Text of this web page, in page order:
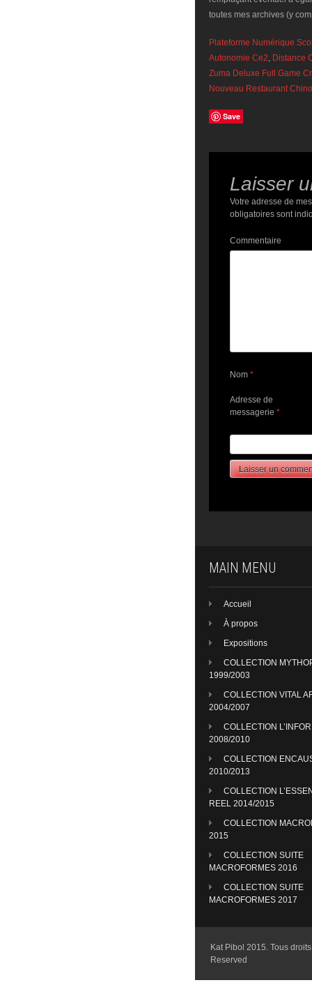
toutes mes archives (y
Plateforme Numérique
Autonomie Ce2, Distance
Zuma Deluxe Full Game
Nouveau Restaurant
Save
Laisser
Votre adresse de
obligatoires sont
Commentaire
Nom *
Adresse de
messagerie *
MAIN MENU
Accueil
À propos
Expositions
COLLECTION
1999/2003
COLLECTION VITAL
2004/2007
COLLECTION
2008/2010
COLLECTION
2010/2013
COLLECTION
REEL 2014/2015
COLLECTION
2015
COLLECTION SUITE
MACROFORMES 2016
COLLECTION SUITE
MACROFORMES 2017
Kat Pibol 2015. Tous
Reserved